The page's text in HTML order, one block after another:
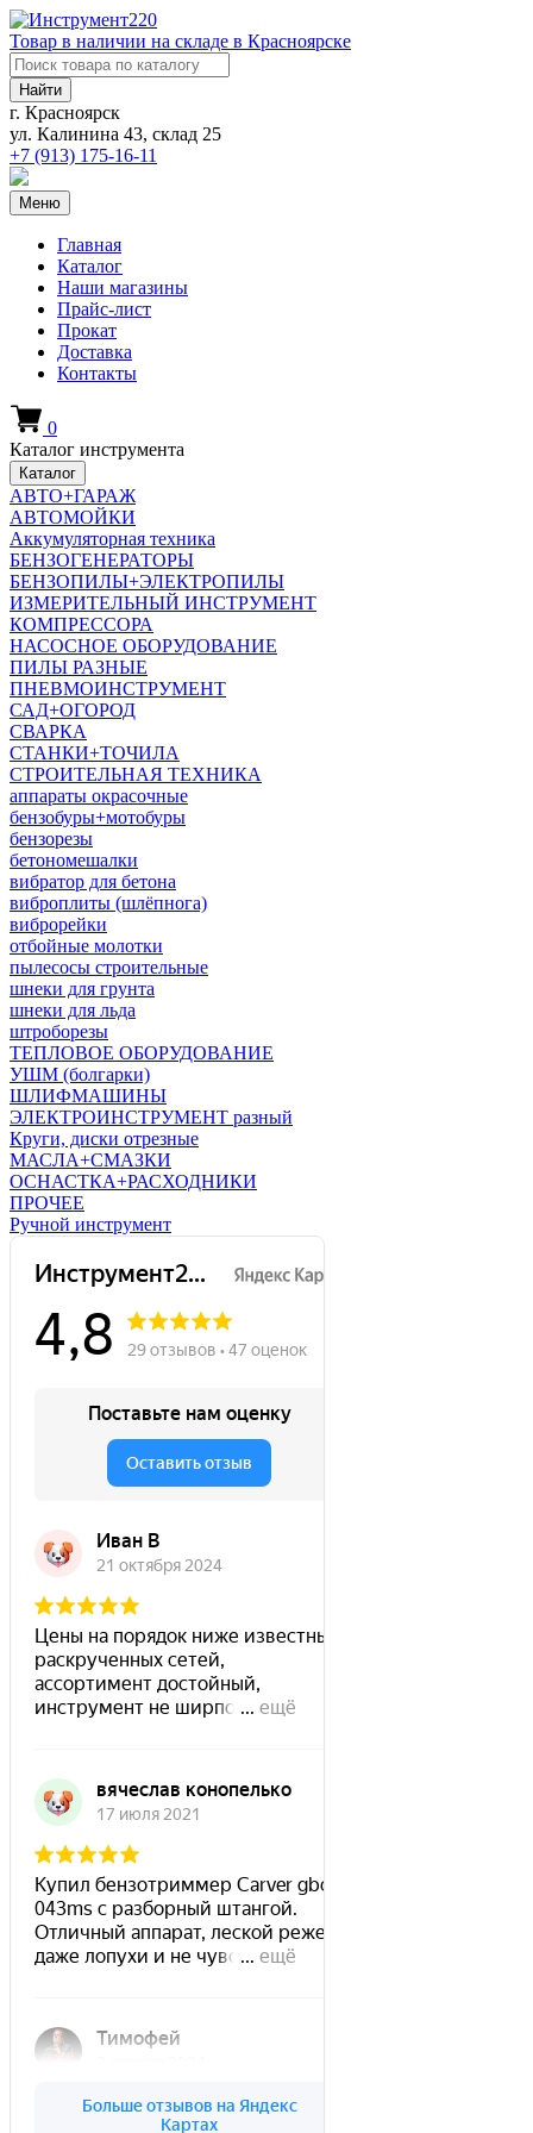
Товар в наличии на складе в Красноярске
Найти
г. Красноярск
ул. Калинина 43, склад 25
+7 (913) 175-16-11
Меню
Главная
Каталог
Наши магазины
Прайс-лист
Прокат
Доставка
Контакты
0
Каталог инструмента
Каталог
АВТО+ГАРАЖ
АВТОМОЙКИ
Аккумуляторная техника
БЕНЗОГЕНЕРАТОРЫ
БЕНЗОПИЛЫ+ЭЛЕКТРОПИЛЫ
ИЗМЕРИТЕЛЬНЫЙ ИНСТРУМЕНТ
КОМПРЕССОРА
НАСОСНОЕ ОБОРУДОВАНИЕ
ПИЛЫ РАЗНЫЕ
ПНЕВМОИНСТРУМЕНТ
САД+ОГОРОД
СВАРКА
СТАНКИ+ТОЧИЛА
СТРОИТЕЛЬНАЯ ТЕХНИКА
аппараты окрасочные
бензобуры+мотобуры
бензорезы
бетономешалки
вибратор для бетона
виброплиты (шлёпнога)
виброрейки
отбойные молотки
пылесосы строительные
шнеки для грунта
шнеки для льда
штроборезы
ТЕПЛОВОЕ ОБОРУДОВАНИЕ
УШМ (болгарки)
ШЛИФМАШИНЫ
ЭЛЕКТРОИНСТРУМЕНТ разный
Круги, диски отрезные
МАСЛА+СМАЗКИ
ОСНАСТКА+РАСХОДНИКИ
ПРОЧЕЕ
Ручной инструмент